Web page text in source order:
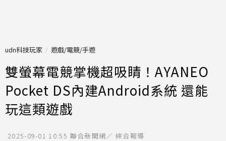
udn科技玩家 遊戲/電競/手遊
雙螢幕電競掌機超吸睛！AYANEO
Pocket DS內建Android系統 還能
玩這類遊戲
2025-09-01 10:55 聯合新聞網／ 綜合報導